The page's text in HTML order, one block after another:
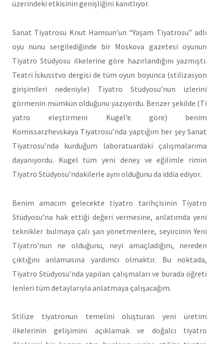
üzerindeki etkisinin genişliğini kanıtlıyor.
Sanat Tiyatrosu Knut Hamsun’un “Yaşam Tiyatrosu” adlı
oyu nunu sergilediğinde bir Moskova gazetesi oyunun
Tiyatro Stüdyosu ilkelerine göre hazırlandığını yazmıştı.
Teatri İskusstvo dergisi de tüm oyun boyunca (stilizasyon
girişimleri nedeniyle) Tiyatro Stüdyosu’nun izlerini
görmenin mümkün olduğunu yazıyordu. Benzer şekilde (Ti
yatro eleştirmeni Kugel’e göre) benim
Komissarzhevskaya Tiyatrosu’nda yaptığım her şey Sanat
Tiyatrosu’nda kurduğum laboratuardaki çalışmalarıma
dayanıyordu. Kugel tüm yeni deney ve eğilimle rimin
Tiyatro Stüdyosu’ndakilerle aynı olduğunu da iddia ediyor.
Benim amacım gelecekte tiyatro tarihçisinin Tiyatro
Stüdyosu’na hak ettiği değeri vermesine, anlatımda yeni
teknikler bulmaya çalı şan yönetmenlere, seyircinin Yeni
Tiyatro’nun ne olduğunu, neyi amaçladığını, nereden
çıktığını anlamasına yardımcı olmaktır. Bu noktada,
Tiyatro Stüdyosu’nda yapılan çalışmaları ve burada öğreti
lenleri tüm detaylarıyla anlatmaya çalışacağım.
Stilize tiyatronun temelini oluşturan yeni üretim
ilkelerinin gelişimini açıklamak ve doğalcı tiyatro